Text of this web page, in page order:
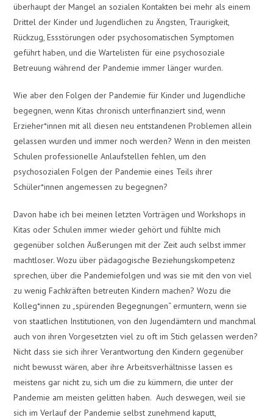
überhaupt der Mangel an sozialen Kontakten bei mehr als einem
Drittel der Kinder und Jugendlichen zu Ängsten, Traurigkeit,
Rückzug, Essstörungen oder psychosomatischen Symptomen
geführt haben, und die Wartelisten für eine psychosoziale
Betreuung während der Pandemie immer länger wurden.
Wie aber den Folgen der Pandemie für Kinder und Jugendliche
begegnen, wenn Kitas chronisch unterfinanziert sind, wenn
Erzieher*innen mit all diesen neu entstandenen Problemen allein
gelassen wurden und immer noch werden? Wenn in den meisten
Schulen professionelle Anlaufstellen fehlen, um den
psychosozialen Folgen der Pandemie eines Teils ihrer
Schüler*innen angemessen zu begegnen?
Davon habe ich bei meinen letzten Vorträgen und Workshops in
Kitas oder Schulen immer wieder gehört und fühlte mich
gegenüber solchen Äußerungen mit der Zeit auch selbst immer
machtloser. Wozu über pädagogische Beziehungskompetenz
sprechen, über die Pandemiefolgen und was sie mit den von viel
zu wenig Fachkräften betreuten Kindern machen? Wozu die
Kolleg*innen zu „spürenden Begegnungen“ ermuntern, wenn sie
von staatlichen Institutionen, von den Jugendämtern und manchmal
auch von ihren Vorgesetzten viel zu oft im Stich gelassen werden?
Nicht dass sie sich ihrer Verantwortung den Kindern gegenüber
nicht bewusst wären, aber ihre Arbeitsverhältnisse lassen es
meistens gar nicht zu, sich um die zu kümmern, die unter der
Pandemie am meisten gelitten haben. Auch deswegen, weil sie
sich im Verlauf der Pandemie selbst zunehmend kaputt,